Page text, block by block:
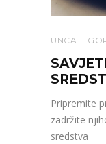
Pripremite
zadržite
sredstva